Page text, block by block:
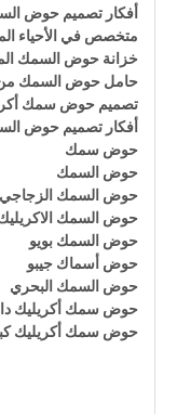
أفكار تصميم حوض
متخصص في الأحياء
خزانة حوض السمك
حامل حوض السمك من
تصميم حوض سمك
أفكار تصميم حوض
حوض سمك
حوض السمك
حوض السمك الزجاجي
حوض السمك
حوض السمك بويو
حوض أسماك جيبو
حوض السمك البحري
حوض سمك أكريليك
حوض سمك أكريليك